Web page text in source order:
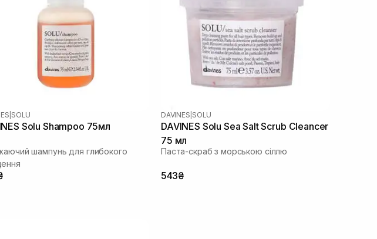
SOLU
Solu Shampoo 75мл
шампунь для глибокого
DAVINES SOLU
DAVINES Solu Sea Salt Scrub Cleancer
75 мл
Паста-скраб з морською сіллю
543₴